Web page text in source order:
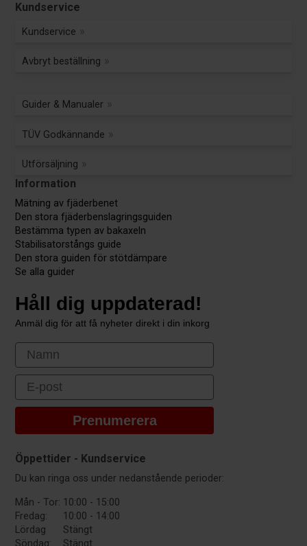
Kundservice
Kundservice
Avbryt beställning
Guider & Manualer
TÜV Godkännande
Utförsäljning
Information
Mätning av fjäderbenet
Den stora fjäderbenslagringsguiden
Bestämma typen av bakaxeln
Stabilisatorstångs guide
Den stora guiden för stötdämpare
Se alla guider
Håll dig uppdaterad!
Anmäl dig för att få nyheter direkt i din inkorg
First Name
Email
Prenumerera
Öppettider - Kundservice
Du kan ringa oss under nedanstående perioder:
Mån - Tor: 10:00 - 15:00
Fredag:
10:00 - 14:00
Lördag
Stängt
Söndag:
Stängt